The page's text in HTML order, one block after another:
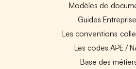
Modèles de
Guides
Les conventions
Les codes APE /
Base des